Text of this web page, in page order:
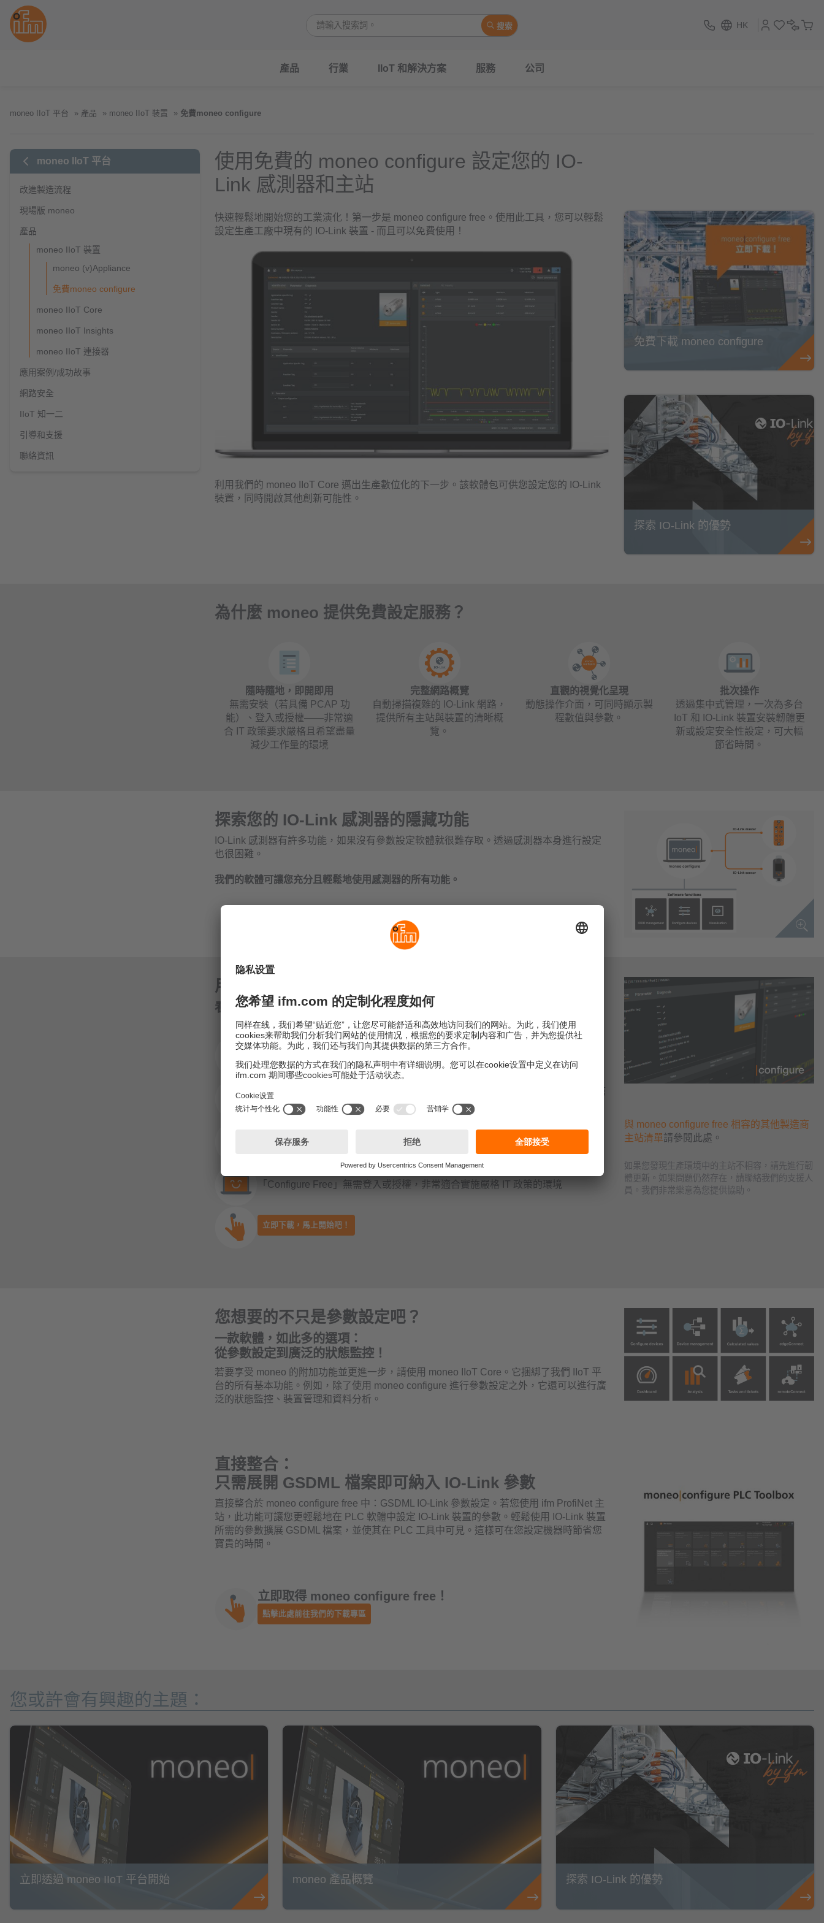
搜索 HK
產品 行業 IIoT 和解決方案 服務 公司
moneo IIoT 平台 產品 moneo IIoT 裝置 免費moneo configure
moneo IIoT 平台
改進製造流程
現場版 moneo
產品
moneo IIoT 裝置
moneo (v)Appliance
免費moneo configure
moneo IIoT Core
moneo IIoT Insights
moneo IIoT 連接器
應用案例/成功故事
網路安全
IIoT 知一二
引導和支援
聯絡資訊
使用免費的 moneo configure 設定您的 IO-
Link 感測器和主站
快速輕鬆地開始您的工業演化！第一步是 moneo configure free。使用此工具，您可以輕鬆
設定生產工廠中現有的 IO-Link 裝置 - 而且可以免費使用！
利用我們的 moneo IIoT Core 邁出生產數位化的下一步。該軟體包可供您設定您的 IO-Link
裝置，同時開啟其他創新可能性。
免費下載 moneo configure
探索 IO-Link 的優勢
為什麼 moneo 提供免費設定服務？
隨時隨地，即開即用
無需安裝（若具備 PCAP 功
能）、登入或授權——非常適
合 IT 政策要求嚴格且希望盡量
減少工作量的環境
完整網路概覽
自動掃描複雜的 IO-Link 網路，
提供所有主站與裝置的清晰概
覽。
直觀的視覺化呈現
動態操作介面，可同時顯示製
程數值與參數。
批次操作
透過集中式管理，一次為多台
IoT 和 IO-Link 裝置安裝韌體更
新或設定安全性設定，可大幅
節省時間。
探索您的 IO-Link 感測器的隱藏功能
IO-Link 感測器有許多功能，如果沒有參數設定軟體就很難存取。透過感測器本身進行設定
也很困難。
我們的軟體可讓您充分且輕鬆地使用感測器的所有功能。
用於參數設定的 moneo configure free
看看數位化的第一步有多簡單
使用moneo configure free，您可以輕鬆設定一系列 IO-Link 感測器和主站 - 無
論製造商是誰！
這表示您不僅可以設定 ifm 的 IO-Link 主站，還能設定連接至其他製造商主站（第
三方主站）的感測器。
moneo configure free 也可用於現有設備和裝置的參數設定。
「Configure Free」無需登入或授權，非常適合實施嚴格 IT 政策的環境
立即下載，馬上開始吧！
與 moneo configure free 相容的其他製造商
主站清單請參閱此處。
如果您發現生產環境中的主站不相容，請先進行韌
體更新。如果問題仍然存在，請聯絡我們的支援人
員。我們非常樂意為您提供協助。
您想要的不只是參數設定吧？
一款軟體，如此多的選項：
從參數設定到廣泛的狀態監控！
若要享受 moneo 的附加功能並更進一步，請使用 moneo IIoT Core。它捆綁了我們 IIoT 平
台的所有基本功能。例如，除了使用 moneo configure 進行參數設定之外，它還可以進行廣
泛的狀態監控、裝置管理和資料分析。
直接整合：
只需展開 GSDML 檔案即可納入 IO-Link 參數
直接整合於 moneo configure free 中：GSDML IO-Link 參數設定。若您使用 ifm ProfiNet 主
站，此功能可讓您更輕鬆地在 PLC 軟體中設定 IO-Link 裝置的參數。輕鬆使用 IO-Link 裝置
所需的參數擴展 GSDML 檔案，並使其在 PLC 工具中可見。這樣可在您設定機器時節省您
寶貴的時間。
立即取得 moneo configure free！
點擊此處前往我們的下載專區
您或許會有興趣的主題：
立即透過 moneo IIoT 平台開始 moneo 產品概覽 探索 IO-Link 的優勢